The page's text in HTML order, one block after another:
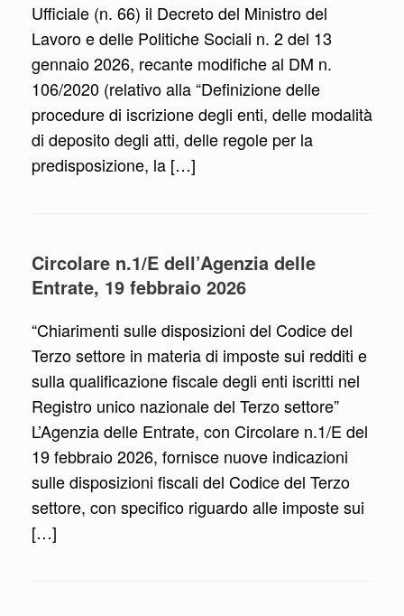
Ufficiale (n. 66) il Decreto del Ministro del
Lavoro e delle Politiche Sociali n. 2 del 13
gennaio 2026, recante modifiche al DM n.
106/2020 (relativo alla “Definizione delle
procedure di iscrizione degli enti, delle modalità
di deposito degli atti, delle regole per la
predisposizione, la […]
Circolare n.1/E dell’Agenzia delle
Entrate, 19 febbraio 2026
“Chiarimenti sulle disposizioni del Codice del
Terzo settore in materia di imposte sui redditi e
sulla qualificazione fiscale degli enti iscritti nel
Registro unico nazionale del Terzo settore”
L’Agenzia delle Entrate, con Circolare n.1/E del
19 febbraio 2026, fornisce nuove indicazioni
sulle disposizioni fiscali del Codice del Terzo
settore, con specifico riguardo alle imposte sui
[…]